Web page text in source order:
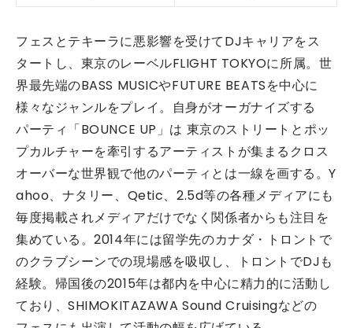
フェスとテキーラに悪影響を受けてDJキャリアをス
タートし、東京のレーベルFLIGHT TOKYOに所属。 世
界最先端のBASS MUSICやFUTURE BEATSを中心に
様々なジャンルをプレイ。 自身がオーガナイズする
パーティ「BOUNCE UP」は 東京のストリートとポッ
プカルチャーを牽引するアーティストが集まるクロス
オーバーな世界観で他のパーティとは一線を画する。Y
ahoo、ナタリー、Qetic、2.5d等の各種メディアにも
毎度掲載されメディアだけでなく関係者からも注目を
集めている。2014年には留学先のカナダ・トロントで
のクラブシーンでの現場感を吸収し、トロントでDJも
経験。 帰国後の2015年は都内を中心に精力的に活動し
ており、SHIMOKITAZAWA Sound Cruisingなどの